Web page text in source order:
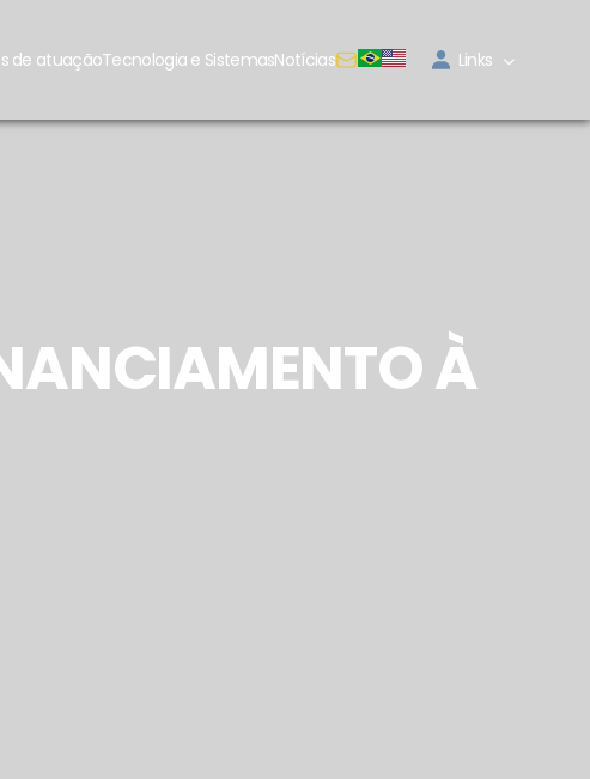
de atuaçãoTecnologia e SistemasNotícias Links
À